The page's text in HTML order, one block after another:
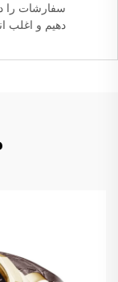
سفارشات را
دهیم و اغلب